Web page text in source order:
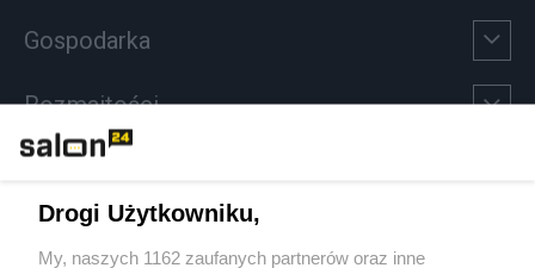
Gospodarka
Rozmaitości
Sport
Drogi Użytkowniku,
My, naszych 1162 zaufanych partnerów oraz inne